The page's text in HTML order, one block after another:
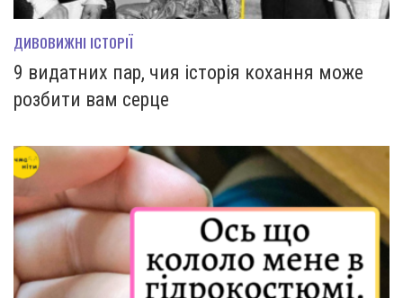
ДИВОВИЖНІ ІСТОРІЇ
9 видатних пар, чия історія кохання може
розбити вам серце